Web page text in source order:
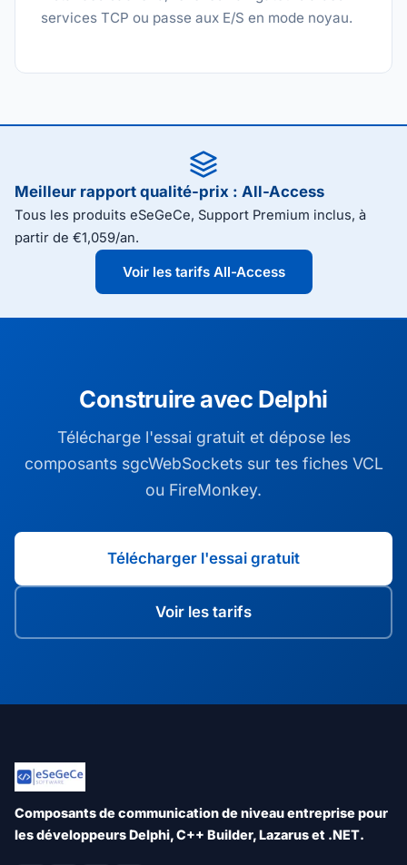
services TCP ou passe aux E/S en mode noyau.
Meilleur rapport qualité-prix : All-Access
Tous les produits eSeGeCe, Support Premium inclus, à
partir de €1,059/an.
Voir les tarifs All-Access
Construire avec Delphi
Télécharge l'essai gratuit et dépose les
composants sgcWebSockets sur tes fiches VCL
ou FireMonkey.
Télécharger l'essai gratuit
Voir les tarifs
Composants de communication de niveau entreprise pour
les développeurs Delphi, C++ Builder, Lazarus et .NET.